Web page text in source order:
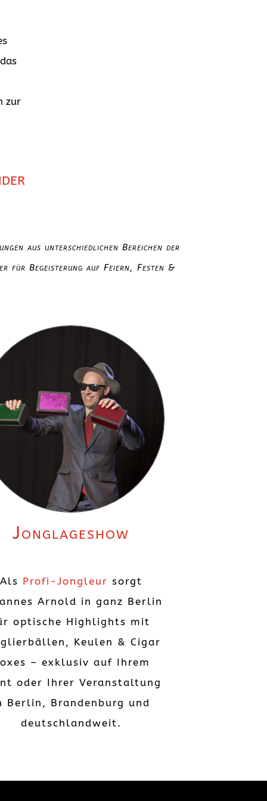
zur
aus unterschiedlichen Bereichen der
für Begeisterung auf Feiern, Festen &
Jonglageshow
Als Profi-Jongleur sorgt
Arnold in ganz Berlin
optische Highlights mit
Keulen & Cigar
– exklusiv auf Ihrem
oder Ihrer Veranstaltung
Berlin, Brandenburg und
deutschlandweit.